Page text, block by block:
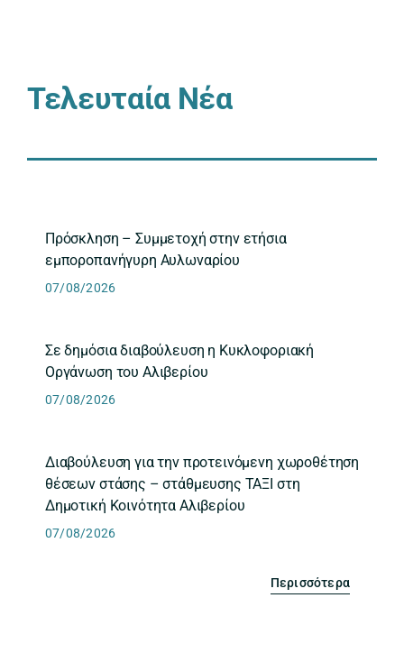
Τελευταία Νέα
Πρόσκληση – Συμμετοχή στην ετήσια
εμποροπανήγυρη Αυλωναρίου
07/08/2026
Σε δημόσια διαβούλευση η Κυκλοφοριακή
Οργάνωση του Αλιβερίου
07/08/2026
Διαβούλευση για την προτεινόμενη χωροθέτηση
θέσεων στάσης – στάθμευσης ΤΑΞΙ στη
Δημοτική Κοινότητα Αλιβερίου
07/08/2026
Περισσότερα